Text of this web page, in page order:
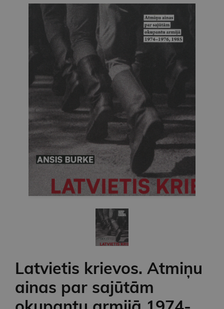
Latvietis krievos. Atmiņu
ainas par sajūtām